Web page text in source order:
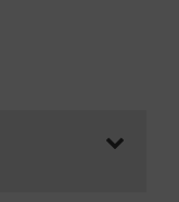
zu
Kursgebühr
die